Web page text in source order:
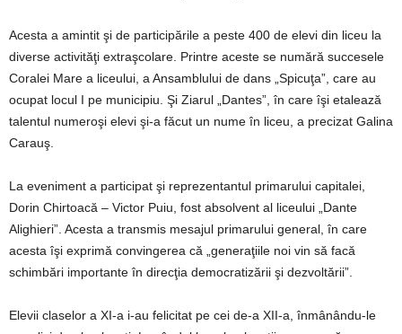
Acesta a amintit şi de participările a peste 400 de elevi din liceu la
diverse activităţi extraşcolare. Printre aceste se numără succesele
Coralei Mare a liceului, a Ansamblului de dans „Spicuţa”, care au
ocupat locul I pe municipiu. Şi Ziarul „Dantes”, în care îşi etalează
talentul numeroşi elevi şi-a făcut un nume în liceu, a precizat Galina
Carauş.
La eveniment a participat şi reprezentantul primarului capitalei,
Dorin Chirtoacă – Victor Puiu, fost absolvent al liceului „Dante
Alighieri”. Acesta a transmis mesajul primarului general, în care
acesta îşi exprimă convingerea că „generaţiile noi vin să facă
schimbări importante în direcţia democratizării şi dezvoltării”.
Elevii claselor a XI-a i-au felicitat pe cei de-a XII-a, înmânându-le